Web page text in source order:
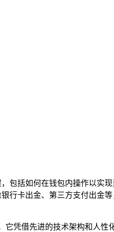
包括如何在钱包内操作以实
行卡出金、第三方支付出金
凭借先进的技术架构和人